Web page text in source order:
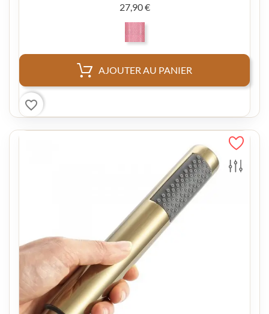
27,90 €Prix
AJOUTER AU PANIER
favorite_border